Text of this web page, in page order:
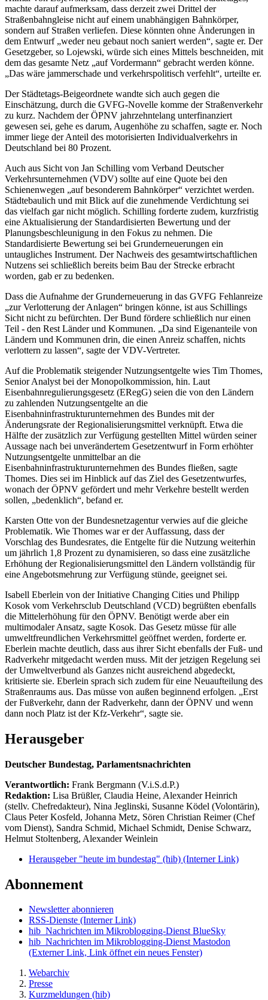
machte darauf aufmerksam, dass derzeit zwei Drittel der
Straßenbahngleise nicht auf einem unabhängigen Bahnkörper,
sondern auf Straßen verliefen. Diese könnten ohne Änderungen in
dem Entwurf „weder neu gebaut noch saniert werden“, sagte er. Der
Gesetzgeber, so Lojewski, würde sich eines Mittels beschneiden, mit
dem das gesamte Netz „auf Vordermann“ gebracht werden könne.
„Das wäre jammerschade und verkehrspolitisch verfehlt“, urteilte er.
Der Städtetags-Beigeordnete wandte sich auch gegen die
Einschätzung, durch die GVFG-Novelle komme der Straßenverkehr
zu kurz. Nachdem der ÖPNV jahrzehntelang unterfinanziert
gewesen sei, gehe es darum, Augenhöhe zu schaffen, sagte er. Noch
immer liege der Anteil des motorisierten Individualverkehrs in
Deutschland bei 80 Prozent.
Auch aus Sicht von Jan Schilling vom Verband Deutscher
Verkehrsunternehmen (VDV) sollte auf eine Quote bei den
Schienenwegen „auf besonderem Bahnkörper“ verzichtet werden.
Städtebaulich und mit Blick auf die zunehmende Verdichtung sei
das vielfach gar nicht möglich. Schilling forderte zudem, kurzfristig
eine Aktualisierung der Standardisierten Bewertung und der
Planungsbeschleunigung in den Fokus zu nehmen. Die
Standardisierte Bewertung sei bei Grunderneuerungen ein
untaugliches Instrument. Der Nachweis des gesamtwirtschaftlichen
Nutzens sei schließlich bereits beim Bau der Strecke erbracht
worden, gab er zu bedenken.
Dass die Aufnahme der Grunderneuerung in das GVFG Fehlanreize
„zur Verlotterung der Anlagen“ bringen könne, ist aus Schillings
Sicht nicht zu befürchten. Der Bund fördere schließlich nur einen
Teil - den Rest Länder und Kommunen. „Da sind Eigenanteile von
Ländern und Kommunen drin, die einen Anreiz schaffen, nichts
verlottern zu lassen“, sagte der VDV-Vertreter.
Auf die Problematik steigender Nutzungsentgelte wies Tim Thomes,
Senior Analyst bei der Monopolkommission, hin. Laut
Eisenbahnregulierungsgesetz (ERegG) seien die von den Ländern
zu zahlenden Nutzungsentgelte an die
Eisenbahninfrastrukturunternehmen des Bundes mit der
Änderungsrate der Regionalisierungsmittel verknüpft. Etwa die
Hälfte der zusätzlich zur Verfügung gestellten Mittel würden seiner
Aussage nach bei unverändertem Gesetzentwurf in Form erhöhter
Nutzungsentgelte unmittelbar an die
Eisenbahninfrastrukturunternehmen des Bundes fließen, sagte
Thomes. Dies sei im Hinblick auf das Ziel des Gesetzentwurfes,
wonach der ÖPNV gefördert und mehr Verkehre bestellt werden
sollen, „bedenklich“, befand er.
Karsten Otte von der Bundesnetzagentur verwies auf die gleiche
Problematik. Wie Thomes war er der Auffassung, dass der
Vorschlag des Bundesrates, die Entgelte für die Nutzung weiterhin
um jährlich 1,8 Prozent zu dynamisieren, so dass eine zusätzliche
Erhöhung der Regionalisierungsmittel den Ländern vollständig für
eine Angebotsmehrung zur Verfügung stünde, geeignet sei.
Isabell Eberlein von der Initiative Changing Cities und Philipp
Kosok vom Verkehrsclub Deutschland (VCD) begrüßten ebenfalls
die Mittelerhöhung für den ÖPNV. Benötigt werde aber ein
multimodaler Ansatz, sagte Kosok. Das Gesetz müsse für alle
umweltfreundlichen Verkehrsmittel geöffnet werden, forderte er.
Eberlein machte deutlich, dass aus ihrer Sicht ebenfalls der Fuß- und
Radverkehr mitgedacht werden muss. Mit der jetzigen Regelung sei
der Umweltverbund als Ganzes nicht ausreichend abgedeckt,
kritisierte sie. Eberlein sprach sich zudem für eine Neuaufteilung des
Straßenraums aus. Das müsse von außen beginnend erfolgen. „Erst
der Fußverkehr, dann der Radverkehr, dann der ÖPNV und wenn
dann noch Platz ist der Kfz-Verkehr“, sagte sie.
Herausgeber
Deutscher Bundestag, Parlamentsnachrichten
Verantwortlich: Frank Bergmann (V.i.S.d.P.)
Redaktion: Lisa Brüßler, Claudia Heine, Alexander Heinrich
(stellv. Chefredakteur), Nina Jeglinski, Susanne Ködel (Volontärin),
Claus Peter Kosfeld, Johanna Metz, Sören Christian Reimer (Chef
vom Dienst), Sandra Schmid, Michael Schmidt, Denise Schwarz,
Helmut Stoltenberg, Alexander Weinlein
Herausgeber "heute im bundestag" (hib) (Interner Link)
Abonnement
Newsletter abonnieren
RSS-Dienste (Interner Link)
hib_Nachrichten im Mikroblogging-Dienst BlueSky
hib_Nachrichten im Mikroblogging-Dienst Mastodon
(Externer Link, Link öffnet ein neues Fenster)
Webarchiv
Presse
Kurzmeldungen (hib)